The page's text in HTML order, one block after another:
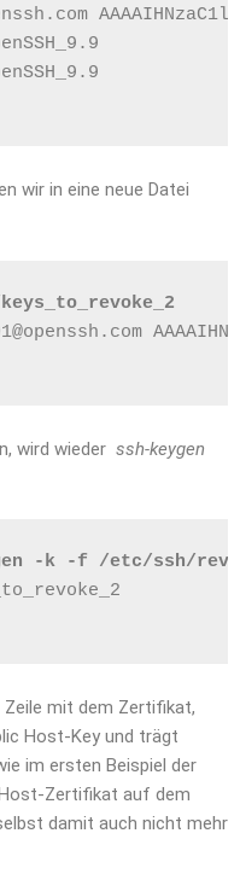
wir in eine neue Datei
wird wieder ssh-keygen
-k -f /etc/ssh/
Zeile mit dem Zertifikat,
Host-Key und trägt
im ersten Beispiel der
Zertifikat auf dem
damit auch nicht mehr